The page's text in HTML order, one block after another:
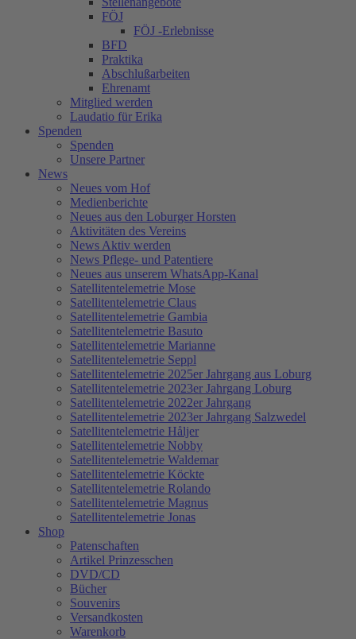
FÖJ
FÖJ -Erlebnisse
BFD
Praktika
Abschlußarbeiten
Ehrenamt
Mitglied werden
Laudatio für Erika
Spenden
Spenden
Unsere Partner
News
Neues vom Hof
Medienberichte
Neues aus den Loburger Horsten
Aktivitäten des Vereins
News Aktiv werden
News Pflege- und Patentiere
Neues aus unserem WhatsApp-Kanal
Satellitentelemetrie Mose
Satellitentelemetrie Claus
Satellitentelemetrie Gambia
Satellitentelemetrie Basuto
Satellitentelemetrie Marianne
Satellitentelemetrie Seppl
Satellitentelemetrie 2025er Jahrgang aus Loburg
Satellitentelemetrie 2023er Jahrgang Loburg
Satellitentelemetrie 2022er Jahrgang
Satellitentelemetrie 2023er Jahrgang Salzwedel
Satellitentelemetrie Håljer
Satellitentelemetrie Nobby
Satellitentelemetrie Waldemar
Satellitentelemetrie Köckte
Satellitentelemetrie Rolando
Satellitentelemetrie Magnus
Satellitentelemetrie Jonas
Shop
Patenschaften
Artikel Prinzesschen
DVD/CD
Bücher
Souvenirs
Versandkosten
Warenkorb